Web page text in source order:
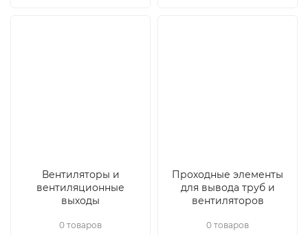
Вентиляторы и
вентиляционные
выходы
0 товаров
Проходные элементы
для вывода труб и
вентиляторов
0 товаров